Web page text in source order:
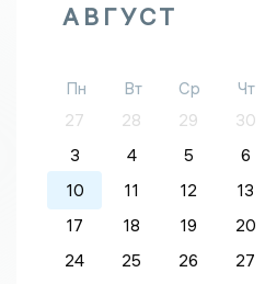
АВГУСТ
Пн Вт Ср Чт
27
28 29 30
3
4 5 6
10
11 12 13
17
18 19 20
24
25 26 27